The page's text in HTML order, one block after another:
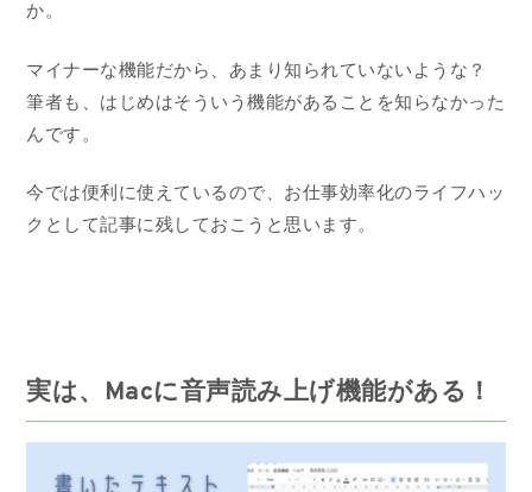
か。
マイナーな機能だから、あまり知られていないような？
筆者も、はじめはそういう機能があることを知らなかった
んです。
今では便利に使えているので、お仕事効率化のライフハッ
クとして記事に残しておこうと思います。
実は、Macに音声読み上げ機能がある！